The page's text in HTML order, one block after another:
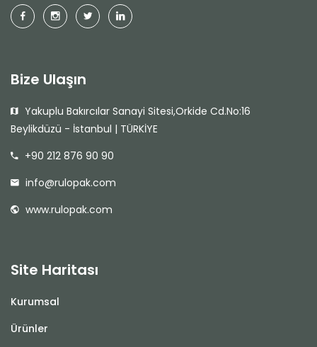
Bize Ulaşın
Yakuplu Bakırcılar Sanayi Sitesi,Orkide Cd.No:16
Beylikdüzü - İstanbul | TÜRKİYE
+90 212 876 90 90
info@rulopak.com
www.rulopak.com
Site Haritası
Kurumsal
Ürünler